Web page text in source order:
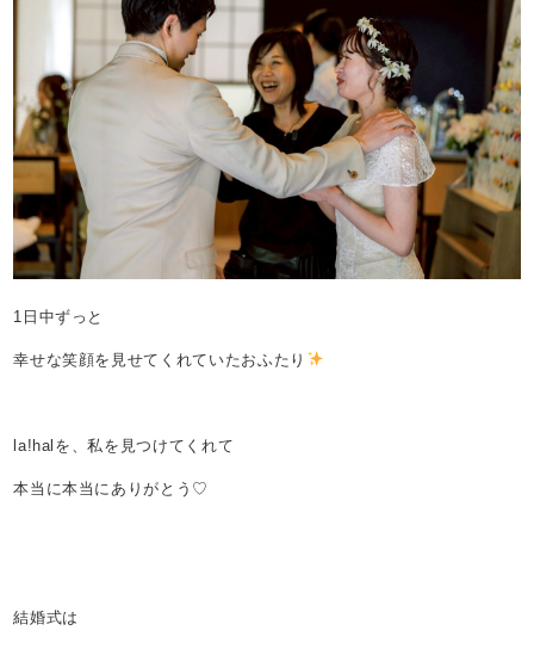
1日中ずっと
幸せな笑顔を見せてくれていたおふたり
la!halを、私を見つけてくれて
本当に本当にありがとう♡
結婚式は